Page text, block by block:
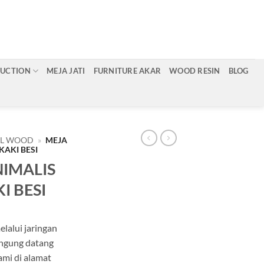
MEJA JATI FURNITURE AKAR WOOD RESIN BLOG
WOOD » MEJA
BESI
BESI
jaringan
datang
di alamat